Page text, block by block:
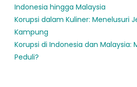
Indonesia hingga Malaysia
Korupsi dalam Kuliner: Menelusuri
Kampung
Korupsi di Indonesia dan Malaysia:
Peduli?